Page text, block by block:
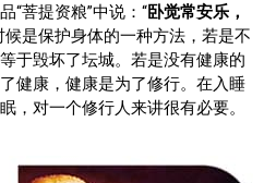
“菩提资粮”中说：“卧觉常安乐，
候是保护身体的一种方法，若是不
于毁坏了坛城。若是没有健康的
健康，健康是为了修行。在入睡
，对一个修行人来讲很有必要。